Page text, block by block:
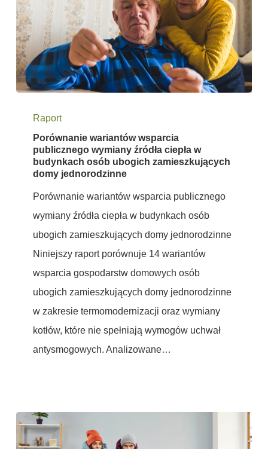
wariantów
wsparcia
publicznego
wymiany
źródła
ciepła
budynkach
osób
ubogich
zamieszkujących
domy
jednorodzinne
Raport
Porównanie wariantów wsparcia
publicznego wymiany źródła ciepła w
budynkach osób ubogich zamieszkujących
domy jednorodzinne
Porównanie wariantów wsparcia publicznego
wymiany źródła ciepła w budynkach osób
ubogich zamieszkujących domy jednorodzinne
Niniejszy raport porównuje 14 wariantów
wsparcia gospodarstw domowych osób
ubogich zamieszkujących domy jednorodzinne
w zakresie termomodernizacji oraz wymiany
kotłów, które nie spełniają wymogów uchwał
antysmogowych. Analizowane…